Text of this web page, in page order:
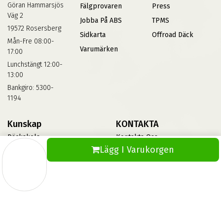
Lägg I Varukorgen
Göran Hammarsjös
Väg 2
19572 Rosersberg
Mån-Fre 08:00-
17:00
Lunchstängt 12:00-
13:00
Bankgiro: 5300-
1194
Fälgprovaren
Jobba På ABS
Sidkarta
Varumärken
Press
TPMS
Offroad Däck
Kunskap
Däckskola
Informationsbank Av Däck
Och Fälgar
KONTAKTA
Kontakta Oss
Vinterdäck